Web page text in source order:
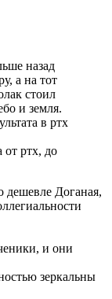
назад
а на тот
стоил
и земля.
в ртх
от ртх, до
дешевле Доганая,
и они
зеркальны